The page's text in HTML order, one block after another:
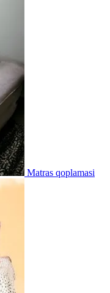
Matras qoplamasi